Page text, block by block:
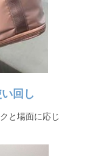
回し
と場面に応じ